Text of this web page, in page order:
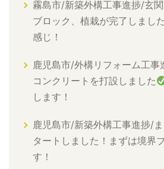
霧島市/新築外構工事進捗/玄
ブロック、植栽が完了しました
感じ！
鹿児島市/外構リフォーム工事
コンクリートを打設しました
します！
鹿児島市/新築外構工事進捗/
タートしました！まずは境界
す！